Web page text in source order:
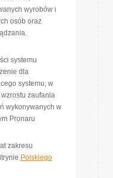
wyrobów i
osób oraz
systemu
dla
systemu, w
zaufania
wykonywanych w
Pronaru
zakresu
Polskiego